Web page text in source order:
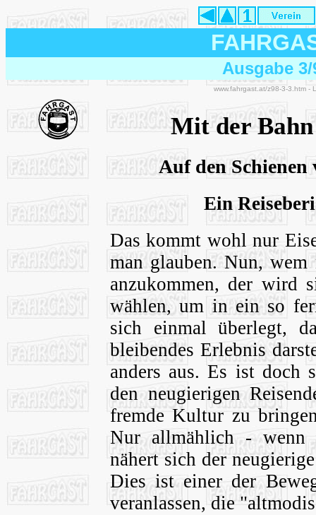
Ausgabe
www.fahrgast.at/z98-3-3.htm -
Mit der
Auf den Schienen
Ein
Das kommt wohl nur
man glauben. Nun,
anzukommen, der wird
wählen, um in ein so
sich einmal überlegt,
bleibendes Erlebnis
anders aus. Es ist doch
den neugierigen
fremde Kultur zu
Nur allmählich - wenn
nähert sich der
Dies ist einer der
veranlassen, die